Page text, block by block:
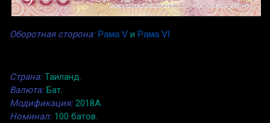
Оборотная сторона: Рама V и Рама VI
Страна:Таиланд.
Валюта:Бат.
Модификация:2018A.
Номинал:100 батов.